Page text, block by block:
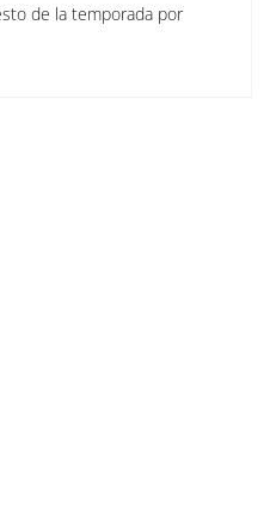
de la temporada por